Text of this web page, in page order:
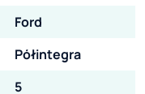
Ford
Półintegra
5